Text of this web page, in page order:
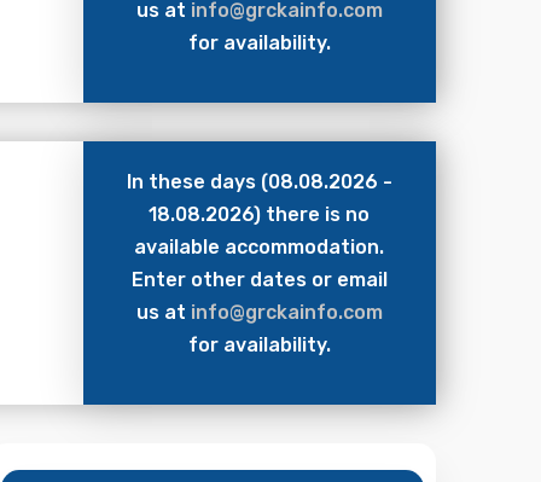
us at info@grckainfo.com
for availability.
In these days (08.08.2026 -
18.08.2026) there is no
available accommodation.
Enter other dates or email
us at info@grckainfo.com
for availability.